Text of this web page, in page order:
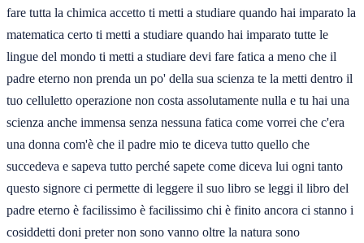
fare tutta la chimica accetto ti metti a studiare quando hai imparato la
matematica certo ti metti a studiare quando hai imparato tutte le
lingue del mondo ti metti a studiare devi fare fatica a meno che il
padre eterno non prenda un po' della sua scienza te la metti dentro il
tuo celluletto operazione non costa assolutamente nulla e tu hai una
scienza anche immensa senza nessuna fatica come vorrei che c'era
una donna com'è che il padre mio te diceva tutto quello che
succedeva e sapeva tutto perché sapete come diceva lui ogni tanto
questo signore ci permette di leggere il suo libro se leggi il libro del
padre eterno è facilissimo è facilissimo chi è finito ancora ci stanno i
cosiddetti doni preter non sono vanno oltre la natura sono